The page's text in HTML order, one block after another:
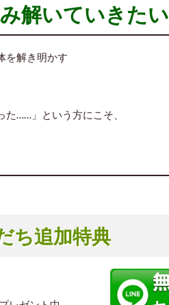
解いていきたい
を解き明かす
た……」という方にこそ、
ち追加特典